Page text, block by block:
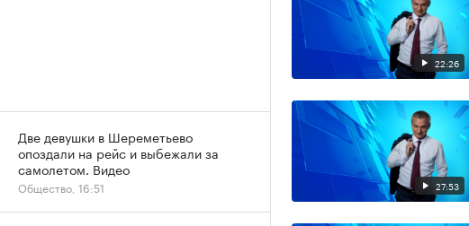
22:26
27:53
Две девушки в Шереметьево
опоздали на рейс и выбежали за
самолетом. Видео
Общество, 16:51